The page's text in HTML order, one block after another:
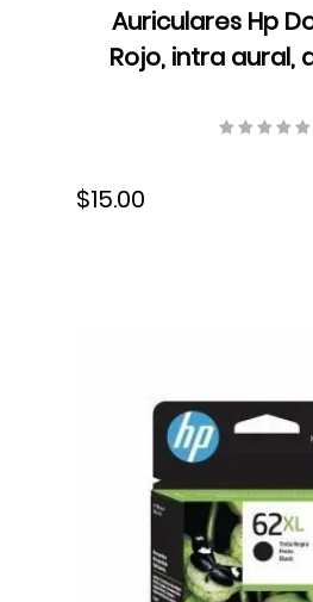
Auriculares Hp
Rojo, intra aural,
$15.00